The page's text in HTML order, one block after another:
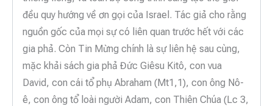
đều quy hướng về ơn gọi của Israel. Tác giả cho rằng
nguồn gốc của mọi sự có liên quan trước hết với các
gia phả. Còn Tin Mừng chính là sự liên hệ sau cùng,
mặc khải sách gia phả Đức Giêsu Kitô, con vua
David, con cái tổ phụ Abraham (Mt1,1), con ông Nô-
ê, con ông tổ loài người Adam, con Thiên Chúa (Lc 3,